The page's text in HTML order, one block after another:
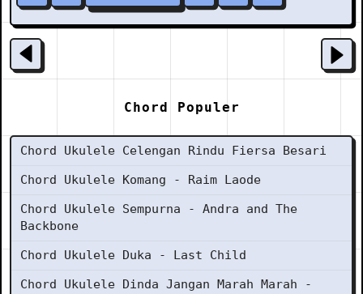
Chord Populer
Chord Ukulele Celengan Rindu Fiersa Besari
Chord Ukulele Komang - Raim Laode
Chord Ukulele Sempurna - Andra and The
Backbone
Chord Ukulele Duka - Last Child
Chord Ukulele Dinda Jangan Marah Marah -